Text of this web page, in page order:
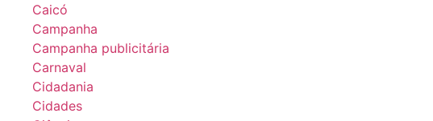
Caicó
Campanha
Campanha publicitária
Carnaval
Cidadania
Cidades